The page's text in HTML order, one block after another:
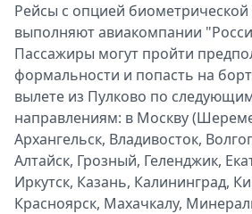
О
Metro
Стримы
Спецпроекты
Звезды
Выборы
2026
Скачай
Metro
Рейсы с опцией
выполняют авиакомпании
Пассажиры могут пройти
формальности и попасть на
вылете из Пулково по
направлениям: в Москву
Архангельск, Владивосток,
Алтайск, Грозный, Геленджик,
Иркутск, Казань, Калининград,
Красноярск, Махачкалу,